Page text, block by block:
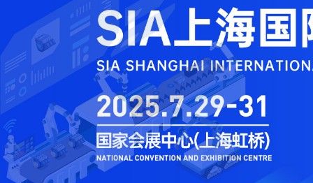
展品范围
日程安排
参展流程
现场回顾
行业动态
观众群体
展馆交通
我要参观
往届展商